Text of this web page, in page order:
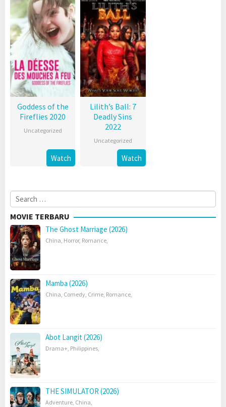
Goddess of the
Fireflies 2020
Uncategorized
Watch
Lilith’s Ball: 7
Deadly Sins
2022
Uncategorized
Watch
Search
for:
MOVIE TERBARU
The Ghost Marriage (2026)
China, Horror, Romance,
Mamba (2026)
China, Comedy, Crime, Romance,
Abot Langit (2026)
Drama+, Philippines,
THE SIMULATOR (2026)
Adventure, China,